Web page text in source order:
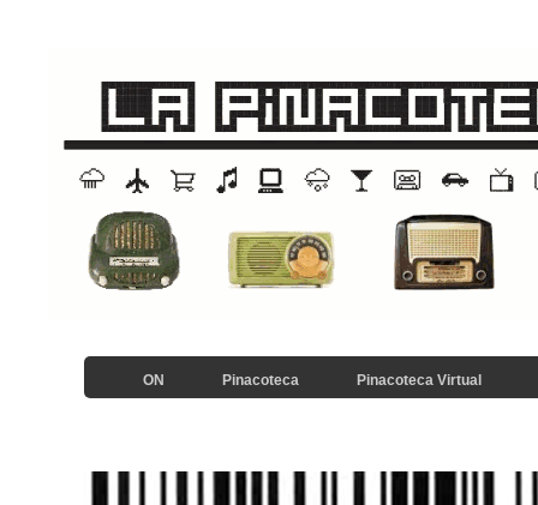
ON Pinacoteca Pinacoteca Virtual